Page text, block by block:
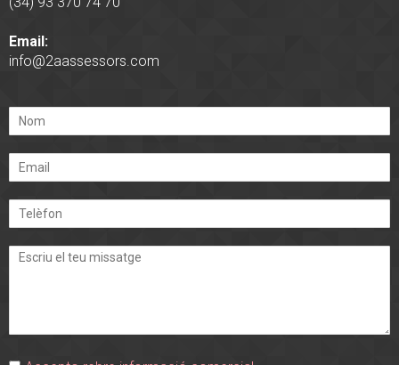
Email:
info@2aassessors.com